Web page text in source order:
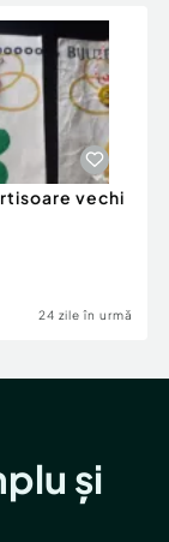
vechi
24 zile în urmă
și